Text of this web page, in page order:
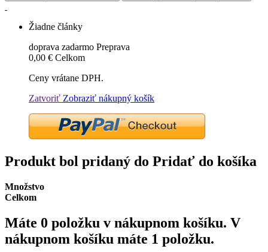
Žiadne články
doprava zadarmo Preprava
0,00 € Celkom
Ceny vrátane DPH.
Zatvoriť Zobraziť nákupný košík
Produkt bol pridaný do Pridať do košíka
Množstvo
Celkom
Máte 0 položku v nákupnom košíku. V
nákupnom košíku máte 1 položku.